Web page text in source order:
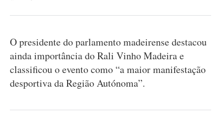
O presidente do parlamento madeirense destacou
ainda importância do Rali Vinho Madeira e
classificou o evento como “a maior manifestação
desportiva da Região Autónoma”.